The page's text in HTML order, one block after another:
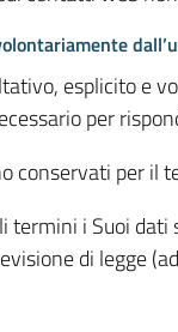
esplicito e
per
conservati per il
termini i Suoi
di legge